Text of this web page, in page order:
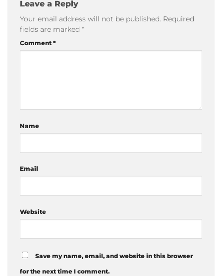
Leave a Reply
Your email address will not be published. Required
fields are marked *
Comment *
Name
Email
Website
Save my name, email, and website in this browser
for the next time I comment.